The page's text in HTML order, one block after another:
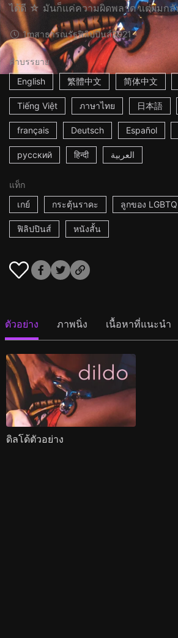
ได้ดี ☆ มันก็แค่ความผิดพลาด แต่ผมกลั
1mสาธารณรัฐฟิลิปปินส์2021
คำบรรยาย
English
繁體中文 简体中文
Tiếng Việt ภาษาไทย 日本語
français Deutsch Español
русский हिन्दी العربية
แท็ก
เกย์
กระตุ้นราคะ ลูกของ LGBTQ
ฟิลิปปินส์ หนังสั้น
ตัวอย่าง ภาพนิ่ง เนื้อหาที่แนะนำ
ดิลโด้ตัวอย่าง